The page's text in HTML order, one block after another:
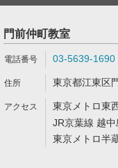
門前仲町教室
03-5639-1690
東京都江東区
東京メトロ東
JR京葉線 越
東京メトロ半